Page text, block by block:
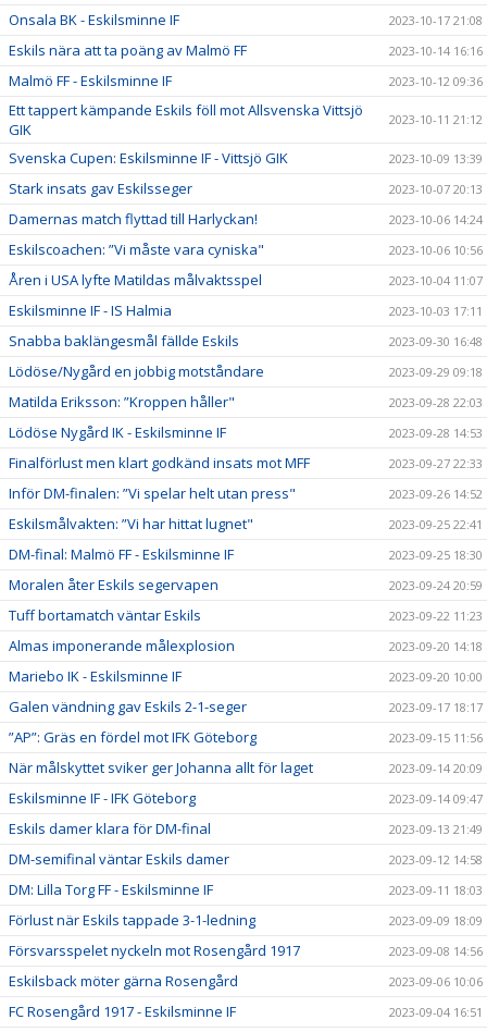
Onsala BK - Eskilsminne IF 2023-10-17 21:08
Eskils nära att ta poäng av Malmö FF 2023-10-14 16:16
Malmö FF - Eskilsminne IF 2023-10-12 09:36
Ett tappert kämpande Eskils föll mot Allsvenska Vittsjö
GIK
2023-10-11 21:12
Svenska Cupen: Eskilsminne IF - Vittsjö GIK 2023-10-09 13:39
Stark insats gav Eskilsseger 2023-10-07 20:13
Damernas match flyttad till Harlyckan! 2023-10-06 14:24
Eskilscoachen: ”Vi måste vara cyniska" 2023-10-06 10:56
Åren i USA lyfte Matildas målvaktsspel 2023-10-04 11:07
Eskilsminne IF - IS Halmia 2023-10-03 17:11
Snabba baklängesmål fällde Eskils 2023-09-30 16:48
Lödöse/Nygård en jobbig motståndare 2023-09-29 09:18
Matilda Eriksson: ”Kroppen håller" 2023-09-28 22:03
Lödöse Nygård IK - Eskilsminne IF 2023-09-28 14:53
Finalförlust men klart godkänd insats mot MFF 2023-09-27 22:33
Inför DM-finalen: ”Vi spelar helt utan press" 2023-09-26 14:52
Eskilsmålvakten: ”Vi har hittat lugnet" 2023-09-25 22:41
DM-final: Malmö FF - Eskilsminne IF 2023-09-25 18:30
Moralen åter Eskils segervapen 2023-09-24 20:59
Tuff bortamatch väntar Eskils 2023-09-22 11:23
Almas imponerande målexplosion 2023-09-20 14:18
Mariebo IK - Eskilsminne IF 2023-09-20 10:00
Galen vändning gav Eskils 2-1-seger 2023-09-17 18:17
”AP”: Gräs en fördel mot IFK Göteborg 2023-09-15 11:56
När målskyttet sviker ger Johanna allt för laget 2023-09-14 20:09
Eskilsminne IF - IFK Göteborg 2023-09-14 09:47
Eskils damer klara för DM-final 2023-09-13 21:49
DM-semifinal väntar Eskils damer 2023-09-12 14:58
DM: Lilla Torg FF - Eskilsminne IF 2023-09-11 18:03
Förlust när Eskils tappade 3-1-ledning 2023-09-09 18:09
Försvarsspelet nyckeln mot Rosengård 1917 2023-09-08 14:56
Eskilsback möter gärna Rosengård 2023-09-06 10:06
FC Rosengård 1917 - Eskilsminne IF 2023-09-04 16:51